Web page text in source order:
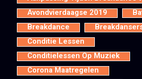
Avondvierdaagse 2019
Breakdance
Conditie Lessen
Conditielessen Op Muziek
Corona Maatregelen